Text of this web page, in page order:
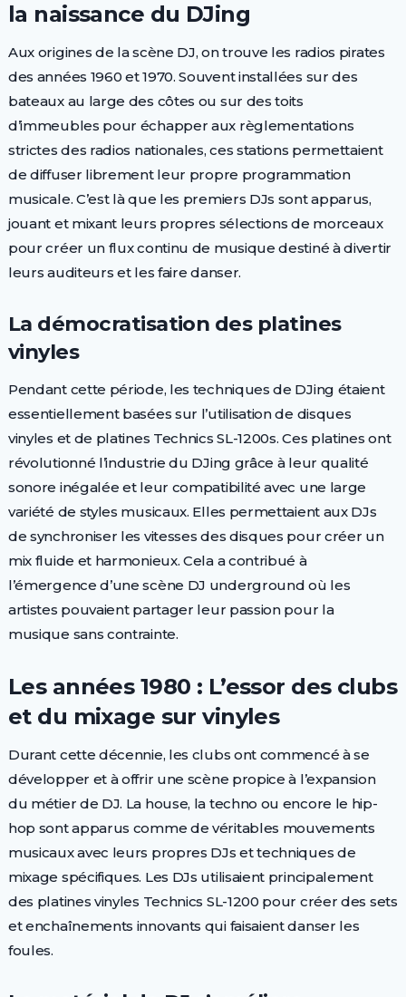
la naissance du DJing
Aux origines de la scène DJ, on trouve les radios pirates
des années 1960 et 1970. Souvent installées sur des
bateaux au large des côtes ou sur des toits
d’immeubles pour échapper aux règlementations
strictes des radios nationales, ces stations permettaient
de diffuser librement leur propre programmation
musicale. C’est là que les premiers DJs sont apparus,
jouant et mixant leurs propres sélections de morceaux
pour créer un flux continu de musique destiné à divertir
leurs auditeurs et les faire danser.
La démocratisation des platines
vinyles
Pendant cette période, les techniques de DJing étaient
essentiellement basées sur l’utilisation de disques
vinyles et de platines Technics SL-1200s. Ces platines ont
révolutionné l’industrie du DJing grâce à leur qualité
sonore inégalée et leur compatibilité avec une large
variété de styles musicaux. Elles permettaient aux DJs
de synchroniser les vitesses des disques pour créer un
mix fluide et harmonieux. Cela a contribué à
l’émergence d’une scène DJ underground où les
artistes pouvaient partager leur passion pour la
musique sans contrainte.
Les années 1980 : L’essor des clubs
et du mixage sur vinyles
Durant cette décennie, les clubs ont commencé à se
développer et à offrir une scène propice à l’expansion
du métier de DJ. La house, la techno ou encore le hip-
hop sont apparus comme de véritables mouvements
musicaux avec leurs propres DJs et techniques de
mixage spécifiques. Les DJs utilisaient principalement
des platines vinyles Technics SL-1200 pour créer des sets
et enchaînements innovants qui faisaient danser les
foules.